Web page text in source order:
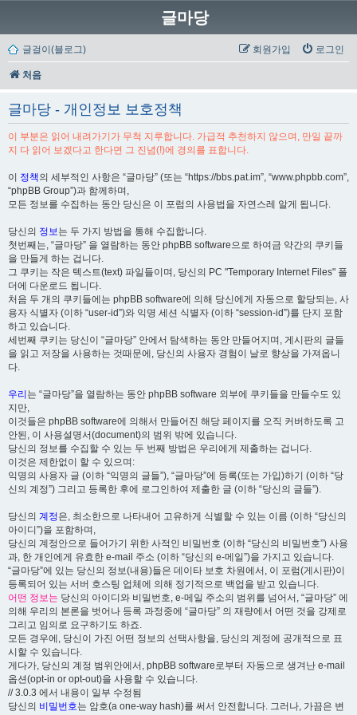
글마당
글걸이(블로그) 로그인
회원가입
처음
글마당 - 개인정보 보호정책
이 부분은 읽어 내려가기가 무척 지루합니다. 가급적 추천하지 않으며, 만일 끝까
지 다 읽어 보겠다고 한다면 그 진념(!)에 경의를 표합니다.
이 정책의 세부적인 사항은 “글마당” (또는 “https://bbs.pat.im”, “www.phpbb.com”,
“phpBB Group”)과 함께하며,
모든 정보를 수집하는 동안 당신은 이 포럼의 사용법을 자연스레 알게 됩니다.
당신의 정보는 두 가지 방법을 통해 수집합니다.
첫번째는, “글마당” 을 열람하는 동안 phpBB software으로 하여금 약간의 쿠키들
을 만들게 하는 겁니다.
그 쿠키는 작은 텍스트(text) 파일들이며, 당신의 PC "Temporary Internet Files" 폴
더에 다운로드 됩니다.
처음 두 개의 쿠키들에는 phpBB software에 의해 당신에게 자동으로 할당되는, 사
용자 식별자 (이하 “user-id”)와 익명 세션 식별자 (이하 “session-id”)를 단지 포함
하고 있습니다.
세번째 쿠키는 당신이 “글마당” 안에서 탐색하는 동안 만들어지며, 게시판의 글들
을 읽고 저장을 사용하는 것때문에, 당신의 사용자 경험이 날로 향상을 가져옵니
다.
우리 는 “글마당”을 열람하는 동안 phpBB software 외부에 쿠키들을 만들수도 있
지만,
이것들은 phpBB software에 의해서 만들어진 해당 페이지를 오직 커버하도록 고
안된, 이 사용설명서(document)의 범위 밖에 있습니다.
당신의 정보를 수집할 수 있는 두 번째 방법은 우리에게 제출하는 겁니다.
이것은 제한없이 할 수 있으며:
익명의 사용자 글 (이하 “익명의 글들”), “글마당”에 등록(또는 가입)하기 (이하 “당
신의 계정”) 그리고 등록한 후에 로그인하여 제출한 글 (이하 “당신의 글들”).
당신의 계정은, 최소한으로 나타내어 고유하게 식별할 수 있는 이름 (이하 “당신의
아이디”)을 포함하며,
당신의 계정안으로 들어가기 위한 사적인 비밀번호 (이하 “당신의 비밀번호”) 사용
과, 한 개인에게 유효한 e-mail 주소 (이하 “당신의 e-메일”)을 가지고 있습니다.
“글마당”에 있는 당신의 정보(내용)들은 데이타 보호 차원에서, 이 포럼(게시판)이
등록되어 있는 서버 호스팅 업체에 의해 정기적으로 백업을 받고 있습니다.
어떤 정보는 당신의 아이디와 비밀번호, e-메일 주소의 범위를 넘어서, “글마당” 에
의해 우리의 본론을 벗어나 등록 과정중에 “글마당” 의 재량에서 어떤 것을 강제로
그리고 임의로 요구하기도 하죠.
모든 경우에, 당신이 가진 어떤 정보의 선택사항을, 당신의 계정에 공개적으로 표
시할 수 있습니다.
게다가, 당신의 계정 범위안에서, phpBB software로부터 자동으로 생겨난 e-mail
옵션(opt-in or opt-out)을 사용할 수 있습니다.
// 3.0.3 에서 내용이 일부 수정됨
당신의 비밀번호는 암호(a one-way hash)를 써서 안전합니다. 그러나, 가끔은 변